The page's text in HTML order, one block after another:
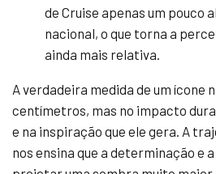
de Cruise apenas um pouco
nacional, o que torna a
ainda mais relativa.
A verdadeira medida de um ícone
centímetros, mas no impacto
e na inspiração que ele gera. A
nos ensina que a determinação e